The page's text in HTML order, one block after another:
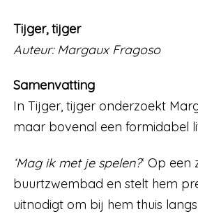
Tijger, tijger
Auteur: Margaux Fragoso
Samenvatting
In Tijger, tijger onderzoekt
maar bovenal een formidabel
‘Mag ik met je spelen?‘ Op
buurtzwembad en stelt hem
uitnodigt om bij hem thuis